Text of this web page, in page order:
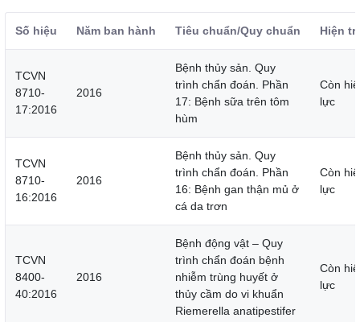
Số hiệu Năm ban hành Tiêu chuẩn/Quy chuẩn Hiện
TCVN
8710-
17:2016
2016
Bệnh thủy sản. Quy
trình chẩn đoán. Phần
17: Bệnh sữa trên tôm
hùm
Còn
lực
TCVN
8710-
16:2016
2016
Bệnh thủy sản. Quy
trình chẩn đoán. Phần
16: Bệnh gan thận mủ ở
cá da trơn
Còn
lực
TCVN
8400-
40:2016
2016
Bệnh động vật – Quy
trình chẩn đoán bệnh
nhiễm trùng huyết ở
thủy cầm do vi khuẩn
Riemerella anatipestifer
Còn
lực